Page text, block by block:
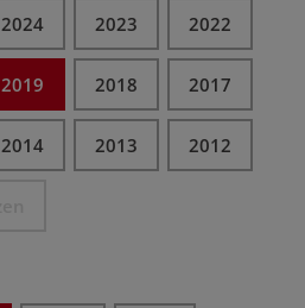
2024 2023 2022
2019 2018 2017
2014 2013 2012